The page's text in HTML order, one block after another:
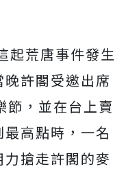
起荒唐事件發生
許閣受邀出席
節，並在台上賣
高點時，一名
搶走許閣的麥